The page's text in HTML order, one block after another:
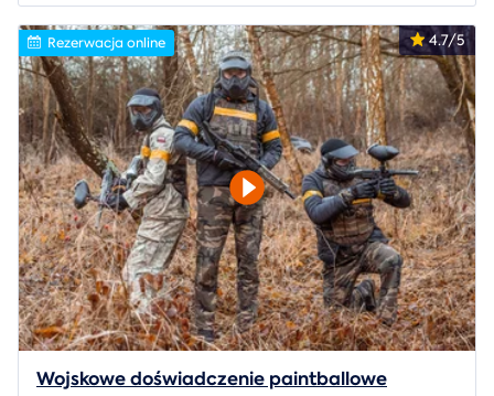
4.7/5
Rezerwacja online
Wojskowe doświadczenie paintballowe